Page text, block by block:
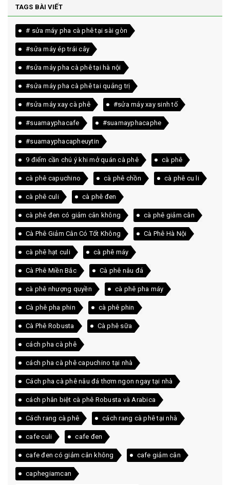
TAGS BÀI VIẾT
# sửa máy pha cà phê tại sài gòn
#sửa máy ép trái cây
#sửa máy pha cà phê tại hà nội
#sửa máy pha cà phê tai quảng trị
#sửa máy xay cà phê #sửa máy xay sinh tố
#suamayphacafe #suamayphacaphe
#suamayphacapheuytin
9 điểm cần chú ý khi mở quán cà phê cà phê
cà phê capuchino cà phê chồn cà phê cu li
cà phê culi cà phê đen
cà phê đen có giảm cân không cà phê giảm cân
Cà Phê Giảm Cân Có Tốt Không Cà Phê Hà Nội
cà phê hạt culi cà phê máy
Cà Phê Miền Bắc Cà phê nâu đá
cà phê nhượng quyền cà phê pha máy
Cà phê pha phin cà phê phin
Cà Phê Robusta Cà phê sữa
cách pha cà phê
cách pha cà phê capuchino tại nhà
Cách pha cà phê nâu đá thơm ngon ngay tại nhà
cách phân biệt cà phê Robusta và Arabica
Cách rang cà phê cách rang cà phê tại nhà
cafe culi cafe đen
cafe đen có giảm cân không cafe giảm cân
caphegiamcan